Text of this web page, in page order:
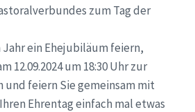
zum Tag der
Jahr ein Ehejubiläum feiern,
12.09.2024 um 18:30 Uhr zur
und feiern Sie gemeinsam mit
Ehrentag einfach mal etwas